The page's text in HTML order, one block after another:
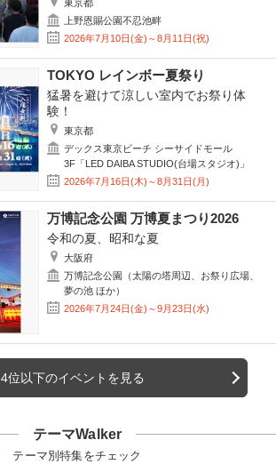
東京都
上野恩賜公園不忍池畔
2026年7月10日(金)～8月11日(祝)
TOKYO レインボー夏祭り
猛暑を避けて涼しい室内でお祭り体
験！
東京都
デックス東京ビーチ シーサイドモール
3F「LED DAIBA STUDIO(台場スタジオ)」
2026年7月16日(木)～8月31日(月)
万博記念公園 万博夏まつり2026
令和の夏、昭和な夏
大阪府
万博記念公園（太陽の塔周辺、お祭り広場、
夢の池 ほか）
2026年7月24日(金)～9月23日(水)
4位以下のイベントを見る
テーマWalker
テーマ別特集をチェック